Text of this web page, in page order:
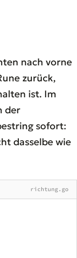
nach vorne
zurück,
ist. Im
der
sofort:
dasselbe wie
richtung.go